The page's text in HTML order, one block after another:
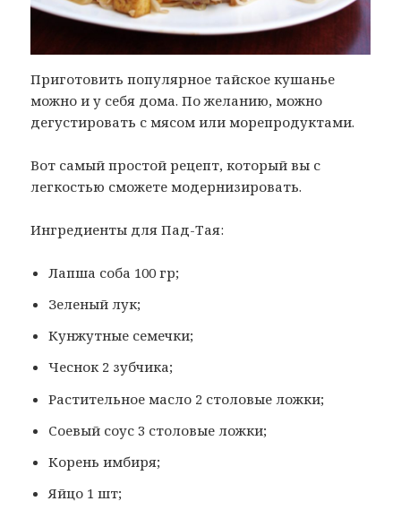
Приготовить популярное тайское кушанье
можно и у себя дома. По желанию, можно
дегустировать с мясом или морепродуктами.
Вот самый простой рецепт, который вы с
легкостью сможете модернизировать.
Ингредиенты для Пад-Тая:
Лапша соба 100 гр;
Зеленый лук;
Кунжутные семечки;
Чеснок 2 зубчика;
Растительное масло 2 столовые ложки;
Соевый соус 3 столовые ложки;
Корень имбиря;
Яйцо 1 шт;